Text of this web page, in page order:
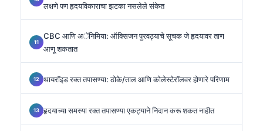
लक्षणे पण हृदयविकाराचा झटका नसलेले संकेत
CBC आणि अॅनिमिया: ऑक्सिजन पुरवठ्याचे सूचक जे हृदयावर ताण
आणू शकतात
थायरॉइड रक्त तपासण्या: ठोके/ताल आणि कोलेस्टेरॉलवर होणारे परिणाम
हृदयाच्या समस्या रक्त तपासण्या एकट्याने निदान करू शकत नाहीत